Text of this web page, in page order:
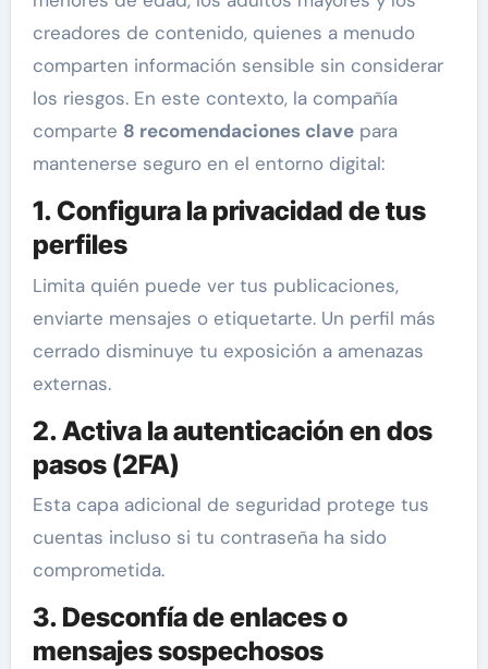
creadores de contenido, quienes a menudo
comparten información sensible sin considerar
los riesgos. En este contexto, la compañía
comparte 8 recomendaciones clavepara
mantenerse seguro en el entorno digital:
1. Configura la privacidad de tus
perfiles
Limita quién puede ver tus publicaciones,
enviarte mensajes o etiquetarte. Un perfil más
cerrado disminuye tu exposición a amenazas
externas.
2. Activa la autenticación en dos
pasos (2FA)
Esta capa adicional de seguridad protege tus
cuentas incluso si tu contraseña ha sido
comprometida.
3. Desconfía de enlaces o
mensajes sospechosos